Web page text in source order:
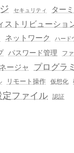
セキュリティ
ター
ストリビューショ
ネットワーク ハード
パスワード管理 フ
ージャ プログラ
リモート操作 仮想化
定ファイル 認証